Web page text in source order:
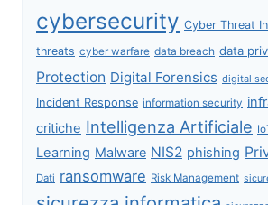
cybersecurity Cyber Threat
threats cyber warfare data breach data
Protection Digital Forensics digital
Incident Response information security
critiche Intelligenza Artificiale
Learning Malware NIS2 phishing
Dati ransomware Risk Management